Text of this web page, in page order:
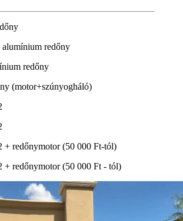
alumínium redőny
redőny
(motor+szúnyogháló)
+ redőnymotor (50 000 Ft-tól)
+ redőnymotor (50 000 Ft - tól)